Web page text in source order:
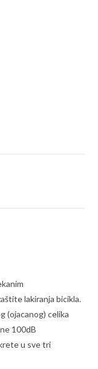
lakiranja bicikla.
(ojacanog) celika
100dB
u sve tri